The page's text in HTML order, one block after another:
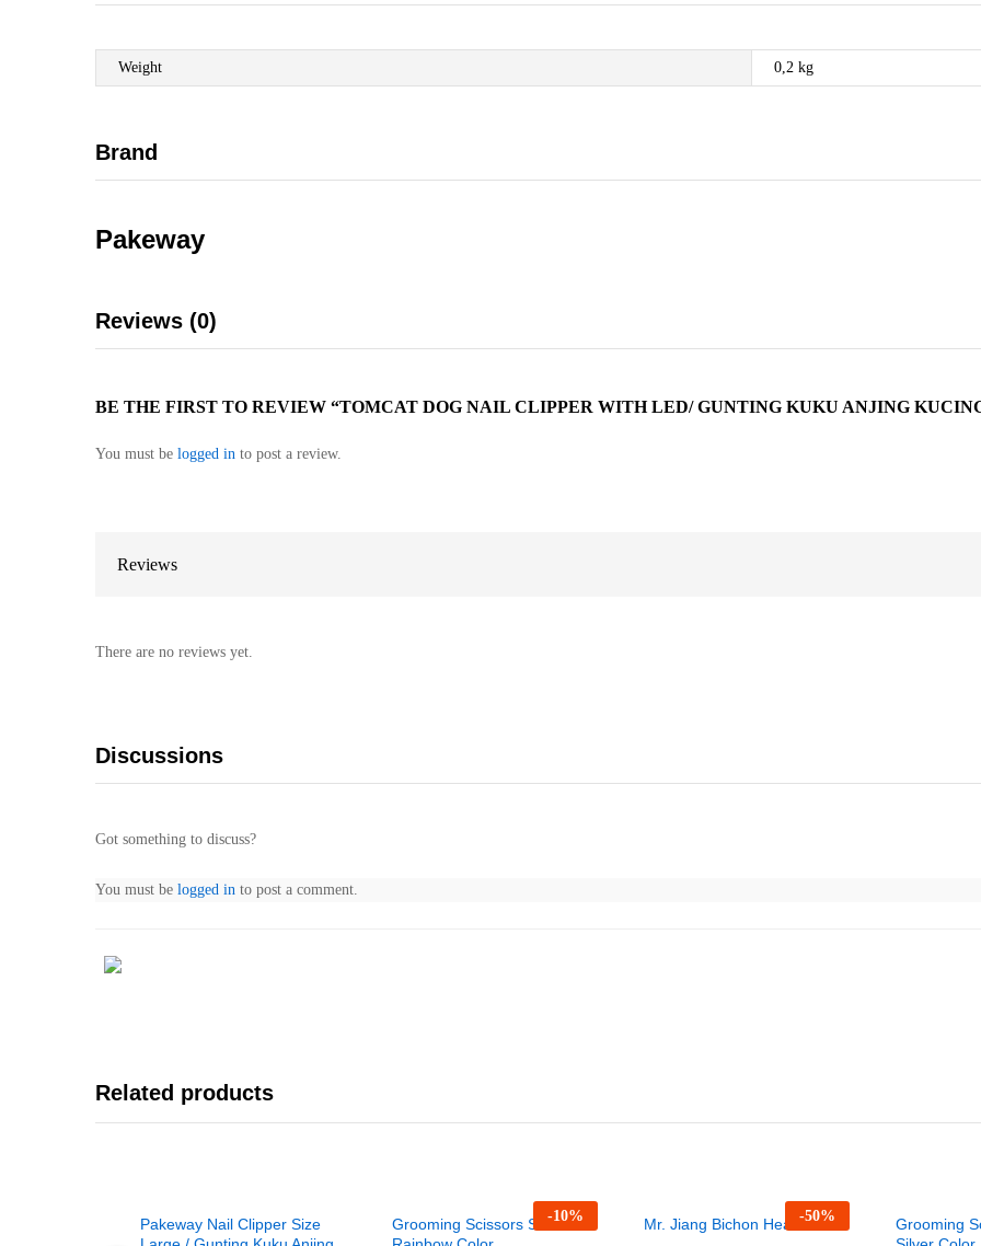
Weight 0,2 kg
Brand
Pakeway
Reviews (0)
BE THE FIRST TO REVIEW “TOMCAT DOG NAIL CLIPPER WITH LED/ GUNTING KUKU ANJING
You must be logged in to post a review.
Reviews
There are no reviews yet.
Discussions
Got something to discuss?
You must be logged in to post a comment.
Related products
Pakeway Nail Clipper Size
-10%
Grooming Scissors Set –
-50%
Mr. Jiang Bichon Head Model
Grooming